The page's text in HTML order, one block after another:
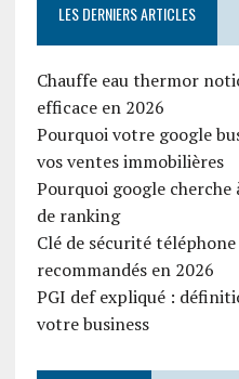
LES DERNIERS ARTICLES
Chauffe eau thermor
efficace en 2026
Pourquoi votre google
vos ventes immobilières
Pourquoi google
de ranking
Clé de sécurité
recommandés en 2026
PGI def expliqué :
votre business